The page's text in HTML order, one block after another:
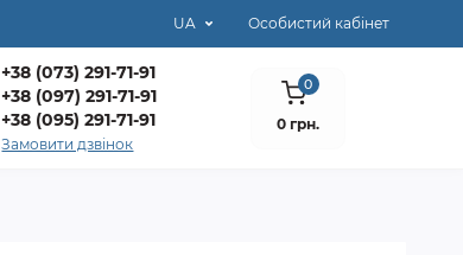
UA Особистий кабінет
+38 (073) 291-71-91
+38 (097) 291-71-91
+38 (095) 291-71-91
Замовити дзвінок
0
0 грн.